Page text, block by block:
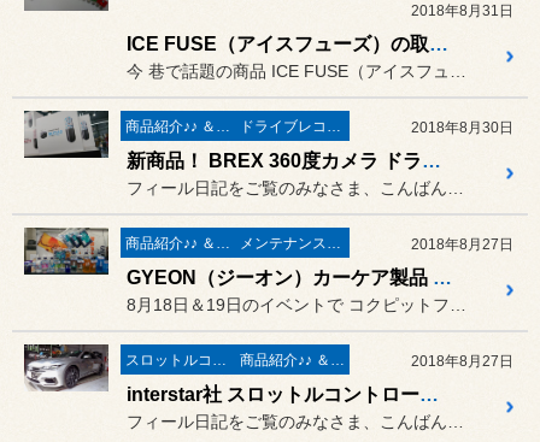
2018年8月31日
ICE FUSE（アイスフューズ）の取扱開始 ! ! 北海道初の Authorized Dealers (認定特約店) になりました ♪
商品紹介♪♪ ＆ ”フィール”からのお知らせ。 ドライブレコーダー＆レーダー取付 2018年8月30日
新商品！ BREX 360度カメラ ドライブレコーダー Around Reco BCC360 早速 入荷しました ♪
商品紹介♪♪ ＆ ”フィール”からのお知らせ。 メンテナンス＆ケミカル 2018年8月27日
GYEON（ジーオン）カーケア製品 取扱開始！！ 札幌市で初･･･ いえっ！ 北海道初！！ 展示＆販売コーナーも完成 ❤
スロットルコントローラー＆サブコンピューター パワー＆レスポンスアップ系 商品紹介♪♪ ＆ ”フィール”からのお知らせ。 2018年8月27日
interstar社 スロットルコントローラー PPT3 取付 ／ VW（フォルクスワーゲン） Arteon（アルテオン）R-Line